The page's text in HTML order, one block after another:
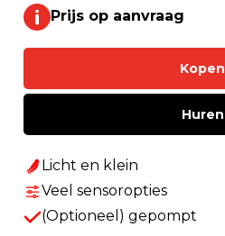
Prijs op aanvraag
Huren
Kopen
Licht en klein
Veel sensoropties
(Optioneel) gepompt